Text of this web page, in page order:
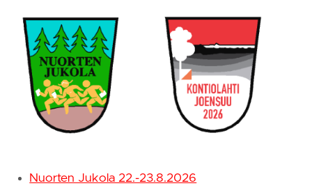
Nuorten Jukola 22.-23.8.2026